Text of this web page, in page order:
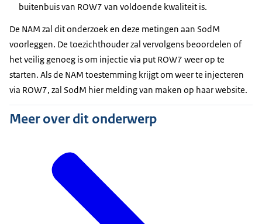
buitenbuis van ROW7 van voldoende kwaliteit is.
De NAM zal dit onderzoek en deze metingen aan SodM
voorleggen. De toezichthouder zal vervolgens beoordelen of
het veilig genoeg is om injectie via put ROW7 weer op te
starten. Als de NAM toestemming krijgt om weer te injecteren
via ROW7, zal SodM hier melding van maken op haar website.
Meer over dit onderwerp